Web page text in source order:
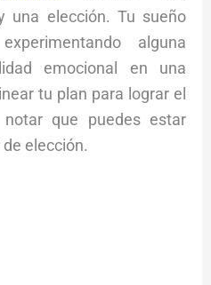
una elección. Tu sueño
alguna
emocional en una
tu plan para lograr el
que puedes estar
elección.